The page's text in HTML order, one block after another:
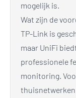
mogelijk is.
Wat zijn de
TP-Link is
maar UniFi
professionele
monitoring.
thuisnetwerken